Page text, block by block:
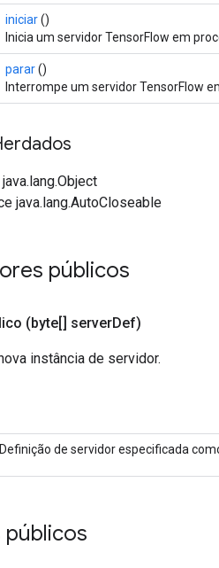
iniciar()
Inicia um servidor TensorFlow em
parar()
Interrompe um servidor TensorFlow
java.lang.AutoCloseable
públicos
(byte[] serverDef)
instância de servidor.
Definição de servidor especificada